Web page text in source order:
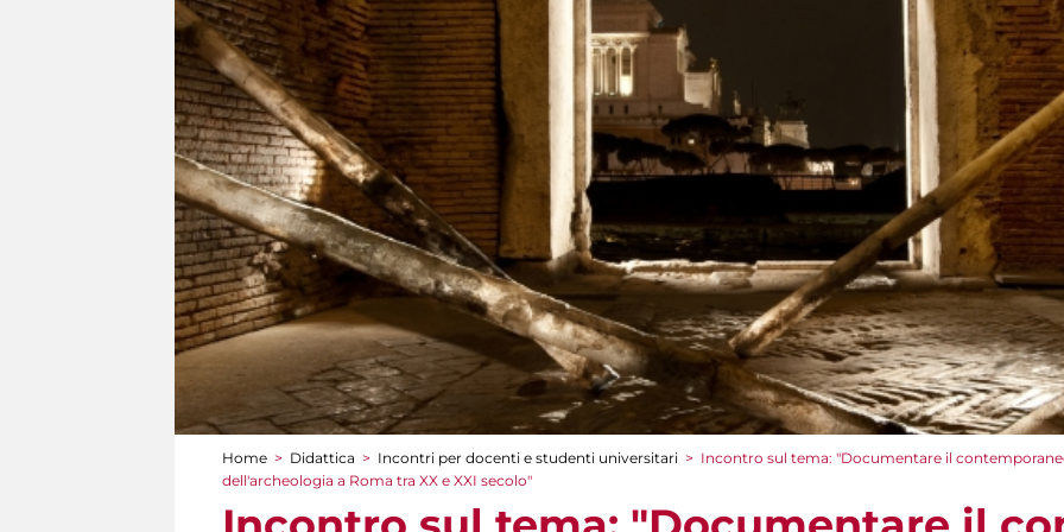
Tu sei qui
Home > Didattica > Incontri per docenti e studenti universitari > Incontro sul tema: "Documentare il
dell'archeologia a Roma tra XX e XXI secolo"